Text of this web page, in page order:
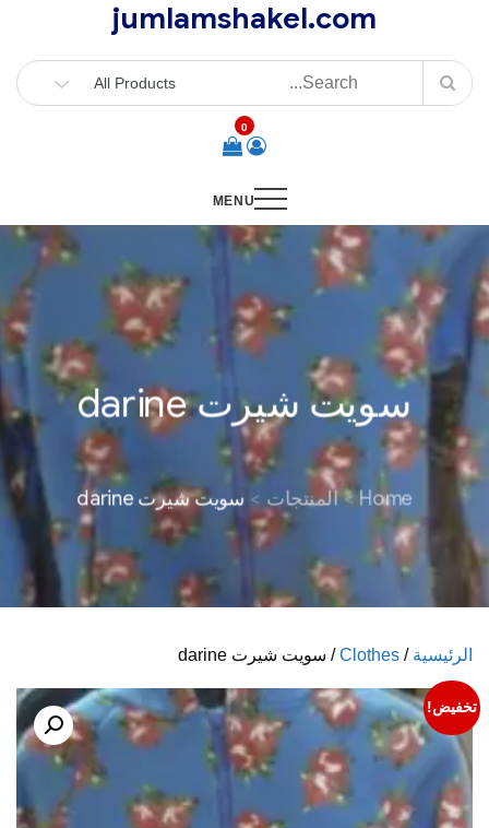
content
jumlamshakel.com
0
MENU
سويت شيرت darine
Home المنتجات سويت شيرت darine
الرئيسية /
Clothes/ سويت شيرت darine
تخفيض!